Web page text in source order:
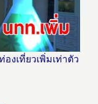
งเที่ยวเพิ่มเท่าตัว